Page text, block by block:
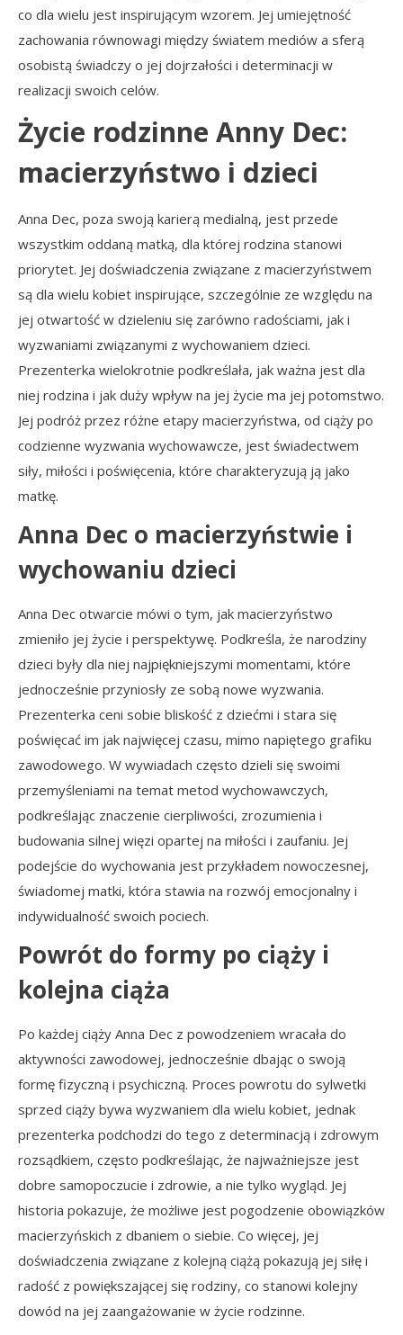
co dla wielu jest inspirującym wzorem. Jej umiejętność
zachowania równowagi między światem mediów a sferą
osobistą świadczy o jej dojrzałości i determinacji w
realizacji swoich celów.
Życie rodzinne Anny Dec:
macierzyństwo i dzieci
Anna Dec, poza swoją karierą medialną, jest przede
wszystkim oddaną matką, dla której rodzina stanowi
priorytet. Jej doświadczenia związane z macierzyństwem
są dla wielu kobiet inspirujące, szczególnie ze względu na
jej otwartość w dzieleniu się zarówno radościami, jak i
wyzwaniami związanymi z wychowaniem dzieci.
Prezenterka wielokrotnie podkreślała, jak ważna jest dla
niej rodzina i jak duży wpływ na jej życie ma jej potomstwo.
Jej podróż przez różne etapy macierzyństwa, od ciąży po
codzienne wyzwania wychowawcze, jest świadectwem
siły, miłości i poświęcenia, które charakteryzują ją jako
matkę.
Anna Dec o macierzyństwie i
wychowaniu dzieci
Anna Dec otwarcie mówi o tym, jak macierzyństwo
zmieniło jej życie i perspektywę. Podkreśla, że narodziny
dzieci były dla niej najpiękniejszymi momentami, które
jednocześnie przyniosły ze sobą nowe wyzwania.
Prezenterka ceni sobie bliskość z dziećmi i stara się
poświęcać im jak najwięcej czasu, mimo napiętego grafiku
zawodowego. W wywiadach często dzieli się swoimi
przemyśleniami na temat metod wychowawczych,
podkreślając znaczenie cierpliwości, zrozumienia i
budowania silnej więzi opartej na miłości i zaufaniu. Jej
podejście do wychowania jest przykładem nowoczesnej,
świadomej matki, która stawia na rozwój emocjonalny i
indywidualność swoich pociech.
Powrót do formy po ciąży i
kolejna ciąża
Po każdej ciąży Anna Dec z powodzeniem wracała do
aktywności zawodowej, jednocześnie dbając o swoją
formę fizyczną i psychiczną. Proces powrotu do sylwetki
sprzed ciąży bywa wyzwaniem dla wielu kobiet, jednak
prezenterka podchodzi do tego z determinacją i zdrowym
rozsądkiem, często podkreślając, że najważniejsze jest
dobre samopoczucie i zdrowie, a nie tylko wygląd. Jej
historia pokazuje, że możliwe jest pogodzenie obowiązków
macierzyńskich z dbaniem o siebie. Co więcej, jej
doświadczenia związane z kolejną ciążą pokazują jej siłę i
radość z powiększającej się rodziny, co stanowi kolejny
dowód na jej zaangażowanie w życie rodzinne.